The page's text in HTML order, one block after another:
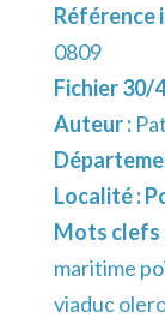
Référence
0809
Fichier 30/
Auteur :
Localité :
Mots clefs
maritime
viaduc